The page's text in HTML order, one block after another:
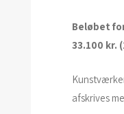
Beløbet
33.100 kr.
afskrives